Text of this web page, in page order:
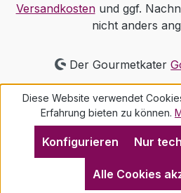
Versandkostenund ggf.
nicht anders
Der Gourmetkater
Diese Website verwendet
Erfahrung bieten zu können.
Nur
Konfigurieren
Alle Cookies